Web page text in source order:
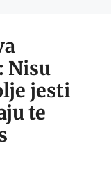
Nisu
jesti
te